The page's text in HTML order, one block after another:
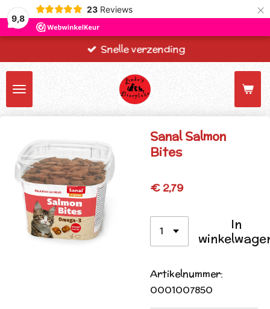
9,8
23 Reviews ×
Snelle verzending
Sanal Salmon
Bites
€ 2,79
In
Artikelnummer:
0001007850